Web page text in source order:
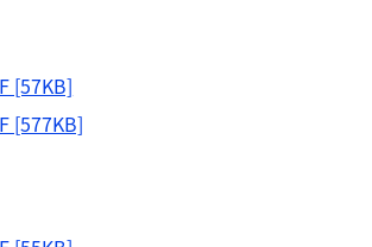
[57KB]
[577KB]